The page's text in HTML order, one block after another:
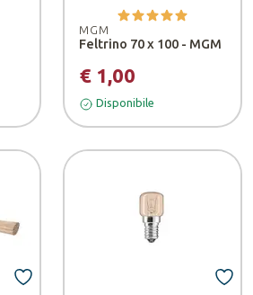
MGM
Feltrino 70 x 100 - MGM
€ 1,00
Disponibile